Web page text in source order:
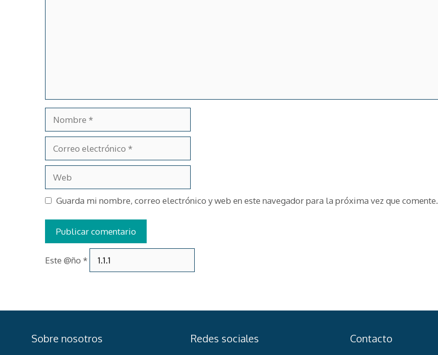
electrónico
Guarda mi nombre, correo electrónico y web en este navegador para la próxima vez que comente.
Este @ño *
Sobre nosotros Redes sociales Contacto